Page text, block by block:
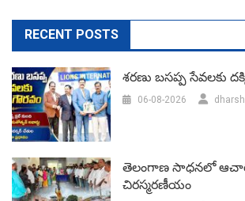
RECENT POSTS
శరణు బసప్ప సేవలకు
06-08-2026
తెలంగాణ సాధనలో
చిరస్మరణీయం